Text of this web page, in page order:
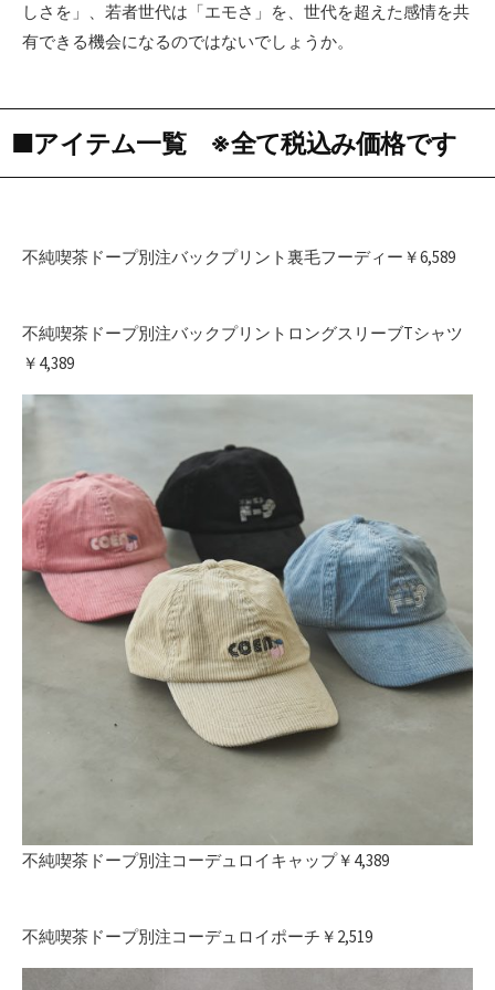
しさを」、若者世代は「エモさ」を、世代を超えた感情を共
有できる機会になるのではないでしょうか。
■アイテム一覧 ※全て税込み価格です
不純喫茶ドープ別注バックプリント裏毛フーディー￥6,589
不純喫茶ドープ別注バックプリントロングスリーブTシャツ
￥4,389
不純喫茶ドープ別注コーデュロイキャップ￥4,389
不純喫茶ドープ別注コーデュロイポーチ￥2,519